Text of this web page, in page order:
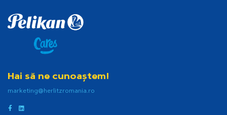
Hai să ne cunoaștem!
marketing@herlitzromania.ro